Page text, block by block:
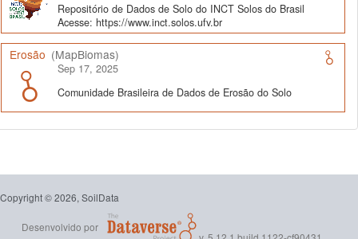
Repositório de Dados de Solo do INCT Solos do Brasil
Acesse: https://www.inct.solos.ufv.br
Erosão (MapBiomas)
Sep 17, 2025
Comunidade Brasileira de Dados de Erosão do Solo
Copyright © 2026, SoilData
Desenvolvido por